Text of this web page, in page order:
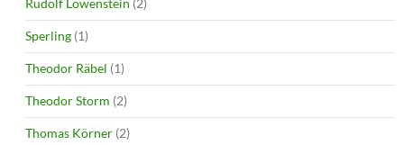
Rudolf Löwenstein (2)
Sperling (1)
Theodor Räbel (1)
Theodor Storm (2)
Thomas Körner (2)